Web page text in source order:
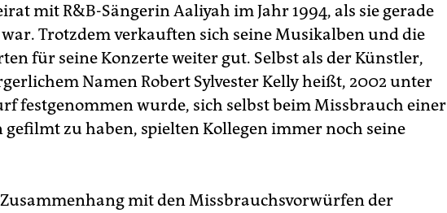
mit R&B-Sängerin Aaliyah im Jahr 1994, als sie gerade
war. Trotzdem verkauften sich seine Musikalben und die
für seine Konzerte weiter gut. Selbst als der Künstler,
Namen Robert Sylvester Kelly heißt, 2002 unter
festgenommen wurde, sich selbst beim Missbrauch einer
gefilmt zu haben, spielten Kollegen immer noch seine
mit den Missbrauchsvorwürfen der